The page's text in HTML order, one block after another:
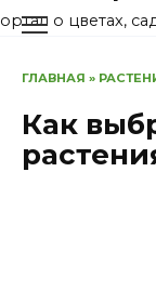
Перейтио цветах,
ГЛАВНАЯ »
Как